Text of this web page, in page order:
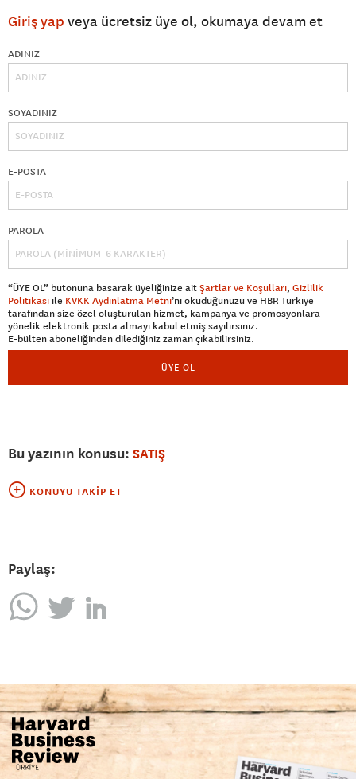
Giriş yap veya ücretsiz üye ol, okumaya devam et
ADINIZ
SOYADINIZ
E-POSTA
PAROLA
“ÜYE OL” butonuna basarak üyeliğinize aitŞartlar ve Koşulları, Gizlilik
Politikası ile KVKK Aydınlatma Metni’ni okuduğunuzu ve HBR Türkiye
tarafından size özel oluşturulan hizmet, kampanya ve promosyonlara
yönelik elektronik posta almayı kabul etmiş sayılırsınız.
E-bülten aboneliğinden dilediğiniz zaman çıkabilirsiniz.
ÜYE OL
Bu yazının konusu: SATIŞ
KONUYU TAKIP ET
Paylaş: